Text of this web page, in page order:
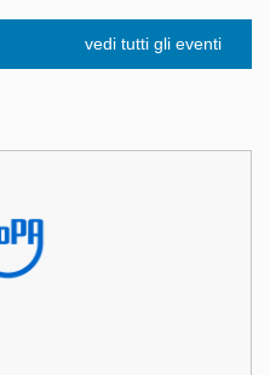
vedi tutti gli eventi